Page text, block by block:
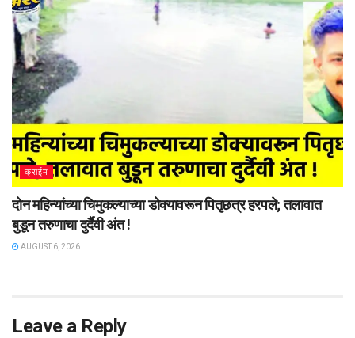
क्राईम
दोन महिन्यांच्या चिमुकल्याच्या डोक्यावरून पितृछत्र हरपले; तलावात
बुडून तरुणाचा दुर्दैवी अंत !
AUGUST 6, 2026
Leave a Reply